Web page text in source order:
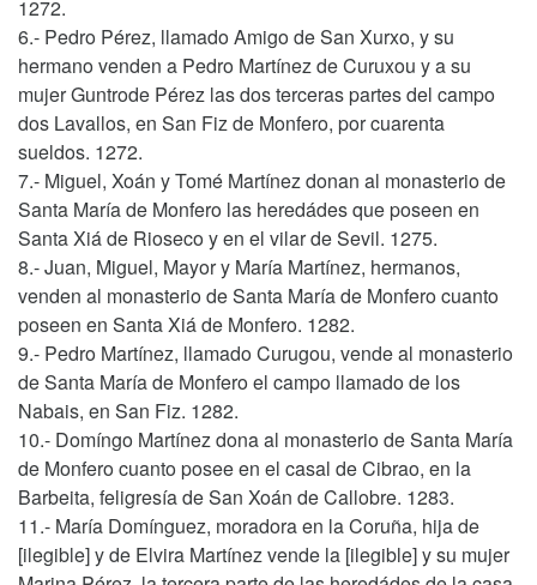
1272.
6.- Pedro Pérez, llamado Amigo de San Xurxo, y su
hermano venden a Pedro Martínez de Curuxou y a su
mujer Guntrode Pérez las dos terceras partes del campo
dos Lavallos, en San Fiz de Monfero, por cuarenta
sueldos. 1272.
7.- Miguel, Xoán y Tomé Martínez donan al monasterio de
Santa María de Monfero las heredádes que poseen en
Santa Xiá de Rioseco y en el vilar de Sevil. 1275.
8.- Juan, Miguel, Mayor y María Martínez, hermanos,
venden al monasterio de Santa María de Monfero cuanto
poseen en Santa Xiá de Monfero. 1282.
9.- Pedro Martínez, llamado Curugou, vende al monasterio
de Santa María de Monfero el campo llamado de los
Nabais, en San Fiz. 1282.
10.- Domíngo Martínez dona al monasterio de Santa María
de Monfero cuanto posee en el casal de Cibrao, en la
Barbeita, feligresía de San Xoán de Callobre. 1283.
11.- María Domínguez, moradora en la Coruña, hija de
[ilegible] y de Elvira Martínez vende la [ilegible] y su mujer